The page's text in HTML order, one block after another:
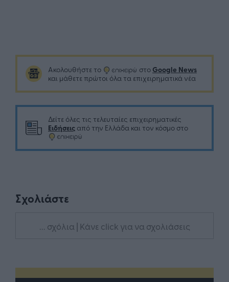
Ακολουθήστε το στο Google News
και μάθετε πρώτοι όλα τα επιχειρηματικά νέα
Δείτε όλες τις τελευταίες επιχειρηματικές
Ειδήσεις από την Ελλάδα και τον κόσμο στο
Σχολιάστε
... σχόλια | Κάνε click για να σχολιάσεις